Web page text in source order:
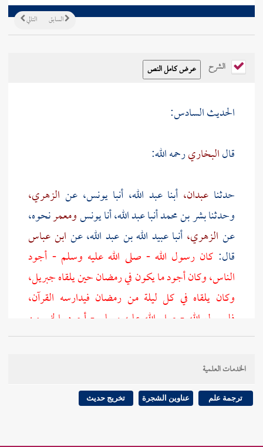
التالي السابق
الشرح
الحديث السادس:
قالالبخاريرحمه الله:
حدثنا عبدان، أبناعبد الله، أنبايونس،عن الزهري،
وحدثنابشر بن محمدأنباعبد الله،أنايونسومعمرنحوه،
عن الزهري، أنباعبيد الله بن عبد الله،عن ابن عباس
قال: كان رسول الله - صلى الله عليه وسلم - أجود
الناس، وكان أجود ما يكون في رمضان حين يلقاه جبريل،
وكان يلقاه في كل ليلة من رمضان فيدارسه القرآن،
فلرسول الله - صلى الله عليه وسلم - أجود بالخير من
الريح المرسلة.
الكلام عليه من وجوه:الخدمات العلمية
ترجمة علم عناوين الشجرة تخريج حديث